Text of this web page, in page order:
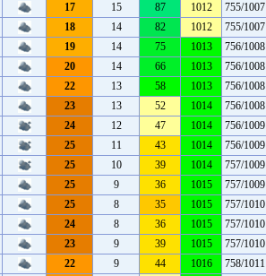
17 15 87 1012 755/1007
18 14 82 1012 755/1007
19 14 75 1013 756/1008
20 14 66 1013 756/1008
22 13 58 1013 756/1008
23 13 52 1014 756/1008
24 12 47 1014 756/1009
25 11 43 1014 756/1009
25 10 39 1014 757/1009
25 9 36 1015 757/1009
25 8 35 1015 757/1010
24 8 36 1015 757/1010
23 9 39 1015 757/1010
22 9 44 1016 758/1011